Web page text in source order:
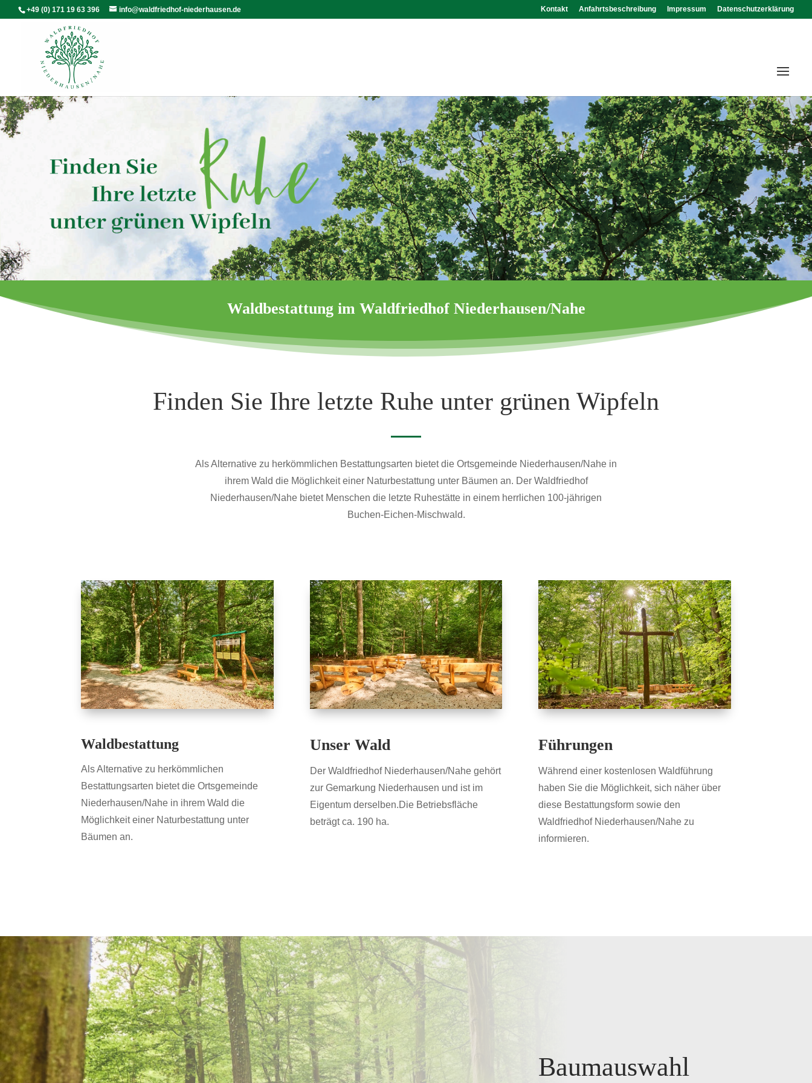
+49 (0) 171 19 63 396 info@waldfriedhof-niederhausen.de Kontakt Anfahrtsbeschreibung Impressum Datenschutzerklärung
Waldbestattung im Waldfriedhof Niederhausen/Nahe
Finden Sie Ihre letzte Ruhe unter grünen Wipfeln
Als Alternative zu herkömmlichen Bestattungsarten bietet die Ortsgemeinde Niederhausen/Nahe in
ihrem Wald die Möglichkeit einer Naturbestattung unter Bäumen an. Der Waldfriedhof
Niederhausen/Nahe bietet Menschen die letzte Ruhestätte in einem herrlichen 100-jährigen
Buchen-Eichen-Mischwald.
Waldbestattung
Als Alternative zu herkömmlichen
Bestattungsarten bietet die Ortsgemeinde
Niederhausen/Nahe in ihrem Wald die
Möglichkeit einer Naturbestattung unter
Bäumen an.
Unser Wald
Der Waldfriedhof Niederhausen/Nahe gehört
zur Gemarkung Niederhausen und ist im
Eigentum derselben.Die Betriebsfläche
beträgt ca. 190 ha.
Führungen
Während einer kostenlosen Waldführung
haben Sie die Möglichkeit, sich näher über
diese Bestattungsform sowie den
Waldfriedhof Niederhausen/Nahe zu
informieren.
Baumauswahl